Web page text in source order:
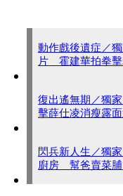
動作戲後遺症／
片 霍建華拍拳
復出遙無期／獨
擊薛仕凌消瘦露
閃兵新人生／獨
廚房 幫爸賣菜